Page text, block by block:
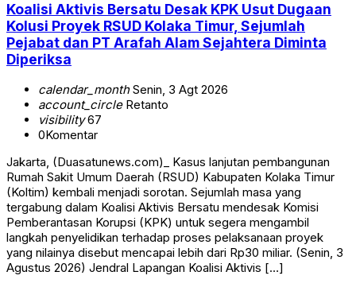
Koalisi Aktivis Bersatu Desak KPK Usut Dugaan
Kolusi Proyek RSUD Kolaka Timur, Sejumlah
Pejabat dan PT Arafah Alam Sejahtera Diminta
Diperiksa
calendar_monthSenin, 3 Agt 2026
account_circleRetanto
visibility67
0Komentar
Jakarta, (Duasatunews.com)_ Kasus lanjutan pembangunan
Rumah Sakit Umum Daerah (RSUD) Kabupaten Kolaka Timur
(Koltim) kembali menjadi sorotan. Sejumlah masa yang
tergabung dalam Koalisi Aktivis Bersatu mendesak Komisi
Pemberantasan Korupsi (KPK) untuk segera mengambil
langkah penyelidikan terhadap proses pelaksanaan proyek
yang nilainya disebut mencapai lebih dari Rp30 miliar. (Senin, 3
Agustus 2026) Jendral Lapangan Koalisi Aktivis […]